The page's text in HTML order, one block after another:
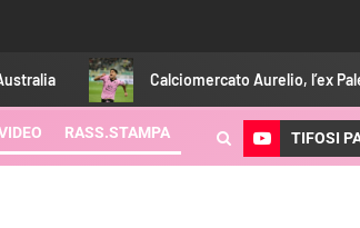
Calciomercato Aurelio, l’ex Palermo pronto a
RASS.STAMPA TIFOSI